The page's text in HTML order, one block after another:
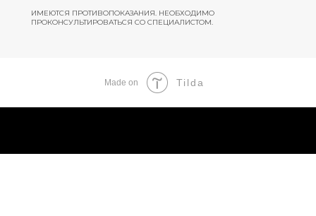
ИМЕЮТСЯ ПРОТИВОПОКАЗАНИЯ. НЕОБХОДИМО
ПРОКОНСУЛЬТИРОВАТЬСЯ СО СПЕЦИАЛИСТОМ.
Made on Tilda